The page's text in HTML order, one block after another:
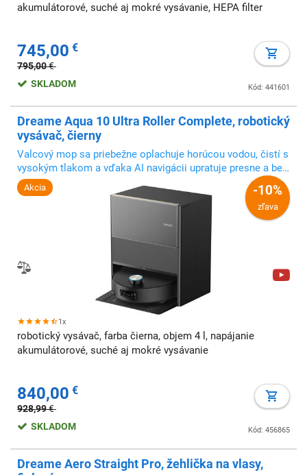
akumulátorové, suché aj mokré vysávanie, HEPA filter
745,00 €
795,00€
Kód: 441601
SKLADOM
Dreame Aqua 10 Ultra Roller Complete, robotický
vysávač, čierny
Valcový mop sa priebežne oplachuje horúcou vodou, čistí s
vysokým tlakom a vďaka AI navigácii upratuje presne a bez
námahy
Akcia -10%
zľava
1x
robotický vysávač, farba čierna, objem 4 l, napájanie
akumulátorové, suché aj mokré vysávanie
840,00 €
928,99€
Kód: 456865
SKLADOM
Dreame Aero Straight Pro, žehlička na vlasy,